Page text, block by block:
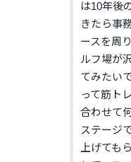
は10年後
きたら事
ースを周
ルフ場が
てみたい
って筋ト
合わせて
ステージ
上げても